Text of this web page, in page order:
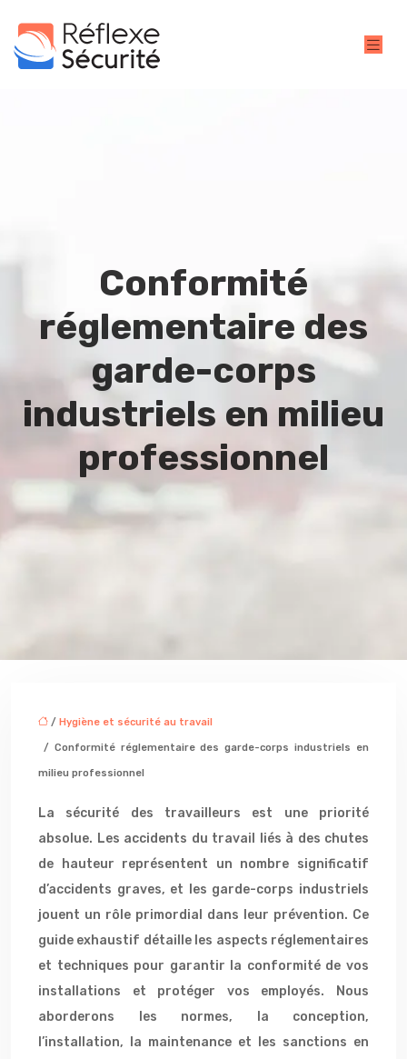
Conformité
réglementaire des
garde-corps
industriels en milieu
professionnel
/ Hygiène et sécurité au travail
/ Conformité réglementaire des garde-corps industriels en
milieu professionnel
La sécurité des travailleurs est une priorité
absolue. Les accidents du travail liés à des chutes
de hauteur représentent un nombre significatif
d’accidents graves, et les garde-corps industriels
jouent un rôle primordial dans leur prévention. Ce
guide exhaustif détaille les aspects réglementaires
et techniques pour garantir la conformité de vos
installations et protéger vos employés. Nous
aborderons les normes, la conception,
l’installation, la maintenance et les sanctions en